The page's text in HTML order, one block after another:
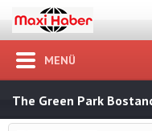
MENÜ
The Green Park